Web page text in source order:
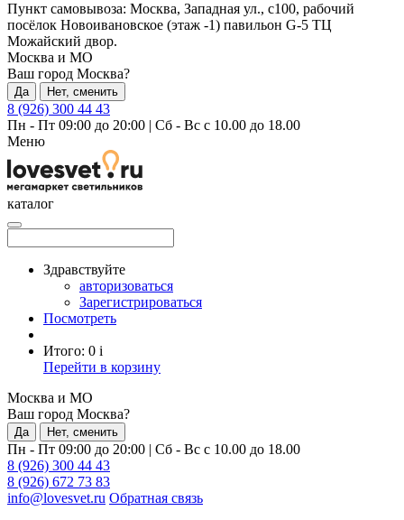
Пункт самовывоза: Москва, Западная ул., с100, рабочий
посёлок Новоивановское (этаж -1) павильон G-5 ТЦ
Можайский двор.
Москва и МО
Ваш город Москва?
Да Нет, сменить
8 (926) 300 44 43
Пн - Пт 09:00 до 20:00 | Сб - Вс с 10.00 до 18.00
Меню
каталог
Здравствуйте
авторизоваться
Зарегистрироваться
Посмотреть
Итого: 0 i
Перейти в корзину
Москва и МО
Ваш город Москва?
Да Нет, сменить
Пн - Пт 09:00 до 20:00 | Сб - Вс с 10.00 до 18.00
8 (926) 300 44 43
8 (926) 672 73 83
info@lovesvet.ru Обратная связь